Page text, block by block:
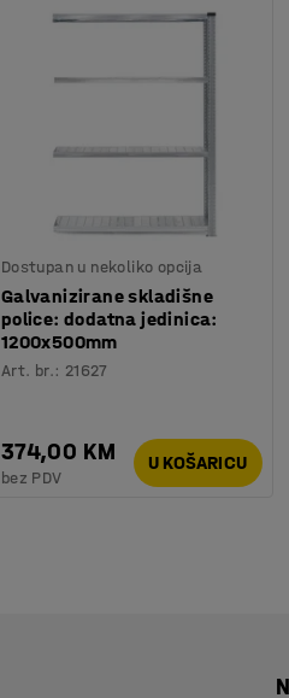
Dostupan u nekoliko opcija
Galvanizirane skladišne
police: dodatna jedinica:
1200x500mm
Art. br.: 21627
374,00 KM
bez PDV
U KOŠARICU